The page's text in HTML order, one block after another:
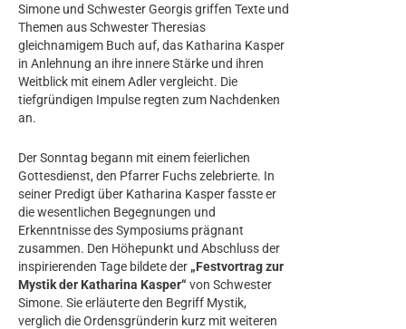
Simone und Schwester Georgis griffen Texte und
Themen aus Schwester Theresias
gleichnamigem Buch auf, das Katharina Kasper
in Anlehnung an ihre innere Stärke und ihren
Weitblick mit einem Adler vergleicht. Die
tiefgründigen Impulse regten zum Nachdenken
an.
Der Sonntag begann mit einem feierlichen
Gottesdienst, den Pfarrer Fuchs zelebrierte. In
seiner Predigt über Katharina Kasper fasste er
die wesentlichen Begegnungen und
Erkenntnisse des Symposiums prägnant
zusammen. Den Höhepunkt und Abschluss der
inspirierenden Tage bildete der „Festvortrag zur
Mystik der Katharina Kasper“ von Schwester
Simone. Sie erläuterte den Begriff Mystik,
verglich die Ordensgründerin kurz mit weiteren